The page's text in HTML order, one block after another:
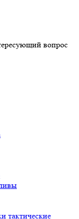
вопрос
тактические